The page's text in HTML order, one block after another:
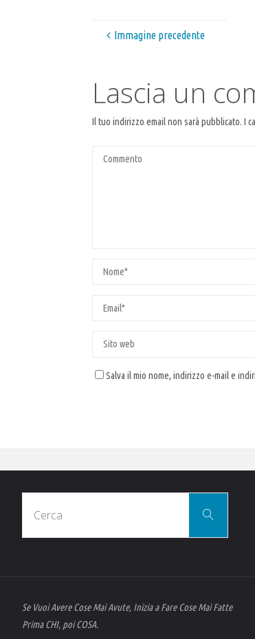
Immagine precedente
Lascia un
Il tuo indirizzo email non sarà pubblicato. I
Salva il mio nome, indirizzo e-mail e
Cerca
Se Vuoi Avere Cose Mai Avute, Inizia a Fare Cose Mai Fatte
Prima CHI, poi COSA.